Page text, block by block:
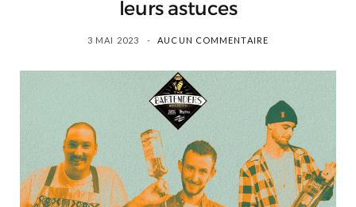
leurs astuces
3 MAI 2023 AUCUN COMMENTAIRE